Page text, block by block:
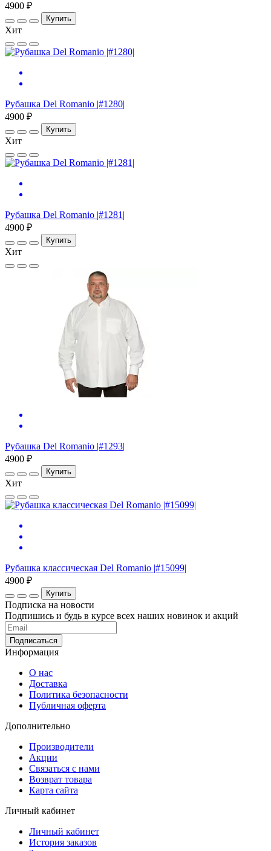
4900 ₽
Купить
Хит
Рубашка Del Romanio |#1280|
4900 ₽
Купить
Хит
Рубашка Del Romanio |#1281|
4900 ₽
Купить
Хит
Рубашка Del Romanio |#1293|
4900 ₽
Купить
Хит
Рубашка классическая Del Romanio |#15099|
4900 ₽
Купить
Подписка на новости
Подпишись и будь в курсе всех наших новинок и акций
Информация
О нас
Доставка
Политика безопасности
Публичная оферта
Дополнительно
Производители
Акции
Связаться с нами
Возврат товара
Карта сайта
Личный кабинет
Личный кабинет
История заказов